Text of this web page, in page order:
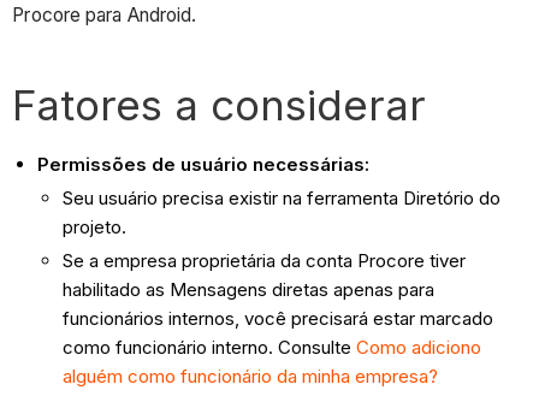
Procore para Android.
Fatores a considerar
Permissões de usuário necessárias:
Seu usuário precisa existir na ferramenta Diretório do
projeto.
Se a empresa proprietária da conta Procore tiver
habilitado as Mensagens diretas apenas para
funcionários internos, você precisará estar marcado
como funcionário interno. ConsulteComo adiciono
alguém como funcionário da minha empresa?